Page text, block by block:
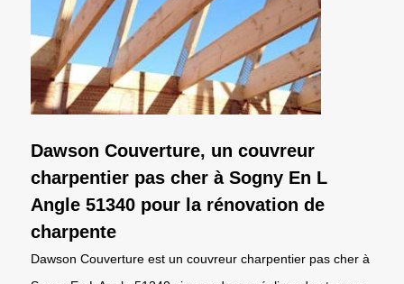
Dawson Couverture, un couvreur
charpentier pas cher à Sogny En L
Angle 51340 pour la rénovation de
charpente
Dawson Couverture est un couvreur charpentier pas cher à